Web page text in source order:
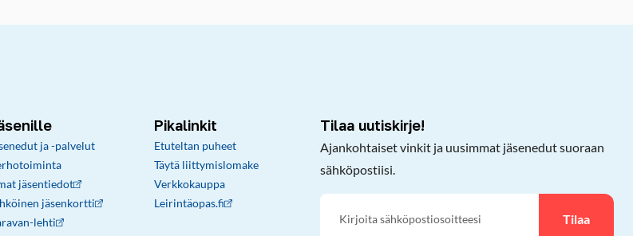
ja -palvelut
jäsentiedot
jäsenkortti
lehti
Pikalinkit
Etuteltan puheet
Täytä liittymislomake
Verkkokauppa
Leirintäopas.fi
Tilaa uutiskirje!
Ajankohtaiset vinkit ja uusimmat jäsenedut suoraan
sähköpostiisi.
Tilaa